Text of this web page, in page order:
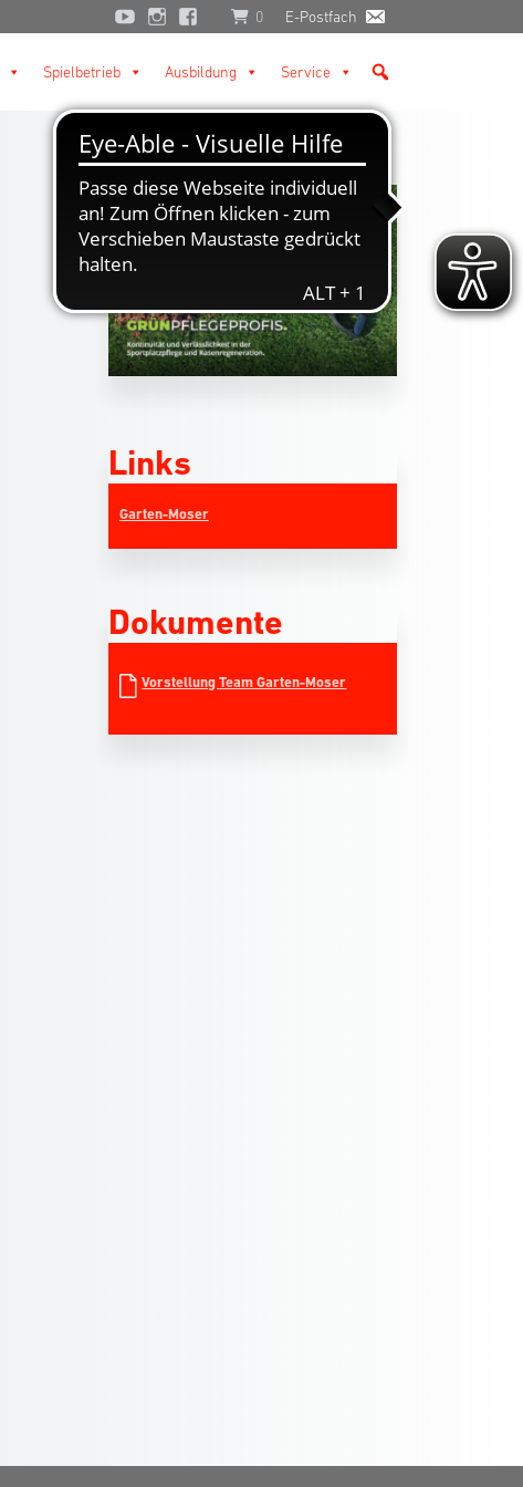
0 E-Postfach
Spielbetrieb Ausbildung Service
Links
Garten-Moser
Dokumente
Vorstellung Team Garten-Moser